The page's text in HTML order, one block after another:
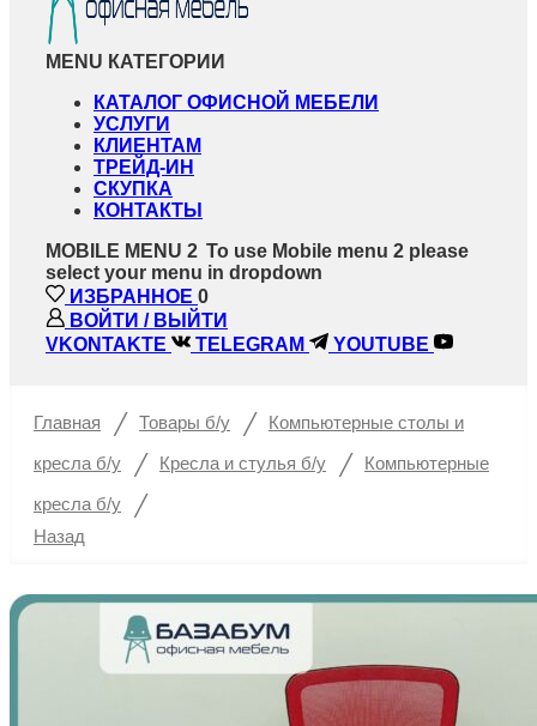
MENU КАТЕГОРИИ
КАТАЛОГ ОФИСНОЙ МЕБЕЛИ
УСЛУГИ
КЛИЕНТАМ
ТРЕЙД-ИН
СКУПКА
КОНТАКТЫ
MOBILE MENU 2 To use Mobile menu 2 please
select your menu in dropdown
ИЗБРАННОЕ 0
ВОЙТИ / ВЫЙТИ
VKONTAKTE
TELEGRAM YOUTUBE
Главная / Товары б/у / Компьютерные столы и
кресла б/у
/ Кресла и стулья б/у / Компьютерные
кресла б/у
/
Назад